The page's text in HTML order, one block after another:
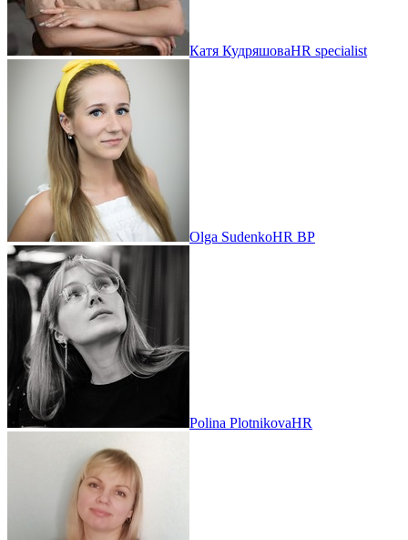
Катя КудряшоваHR specialist
Olga SudenkoHR BP
Polina PlotnikovaHR